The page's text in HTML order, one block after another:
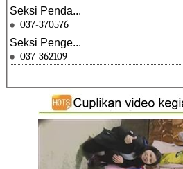
Seksi Penda...
037-370576
Seksi Penge...
037-362109